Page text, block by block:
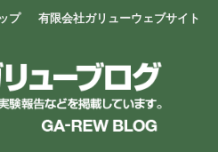
有限会社ガリューウェブサイト
プ